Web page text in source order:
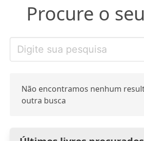
Procure o
Não encontramos nenhum
outra busca